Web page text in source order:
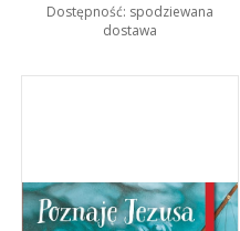
Dostępność: spodziewana
dostawa